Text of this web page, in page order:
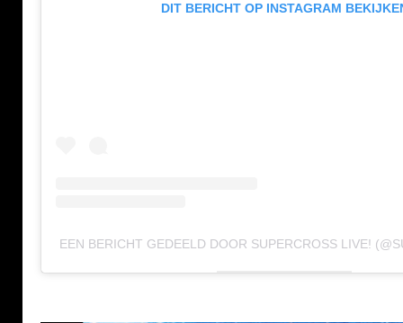
DIT BERICHT OP INSTAGRAM
EEN BERICHT GEDEELD DOOR SUPERCROSS LIVE!